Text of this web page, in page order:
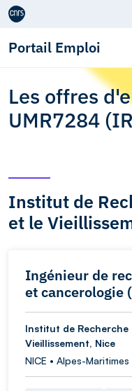
Aller au contenu
Portail Emploi
Les offres
UMR7284
Institut de
et le
Ingénieur de
et cancerologie
Institut de
Vieillissement, Nice
NICE • Alpes-Maritimes